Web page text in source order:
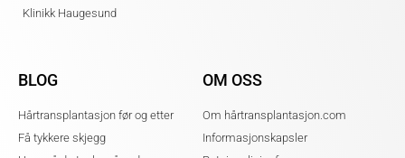
Klinikk Haugesund
BLOG
Hårtransplantasjon før og etter
Få tykkere skjegg
OM OSS
Om hårtransplantasjon.com
Informasjonskapsler